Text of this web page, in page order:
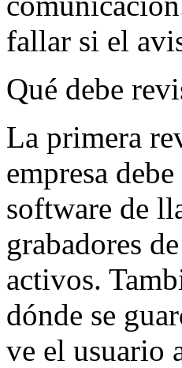
fallar si el
Qué debe
La primera
empresa
software de
grabadores
activos.
dónde se
ve el usuario